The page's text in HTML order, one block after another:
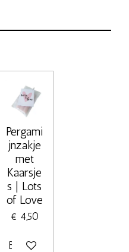
Pergami
jnzakje
met
Kaarsje
s | Lots
of Love
€ 4,50
Bekijk details